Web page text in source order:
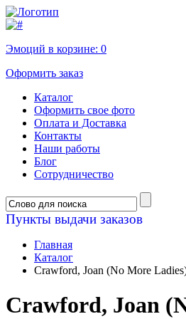
Эмоций в корзине: 0
Оформить заказ
Каталог
Оформить свое фото
Оплата и Доставка
Контакты
Наши работы
Блог
Сотрудничество
Пункты выдачи заказов
Главная
Каталог
Crawford, Joan (No More
Crawford, Joan